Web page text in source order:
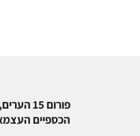
פורום
הכספיים